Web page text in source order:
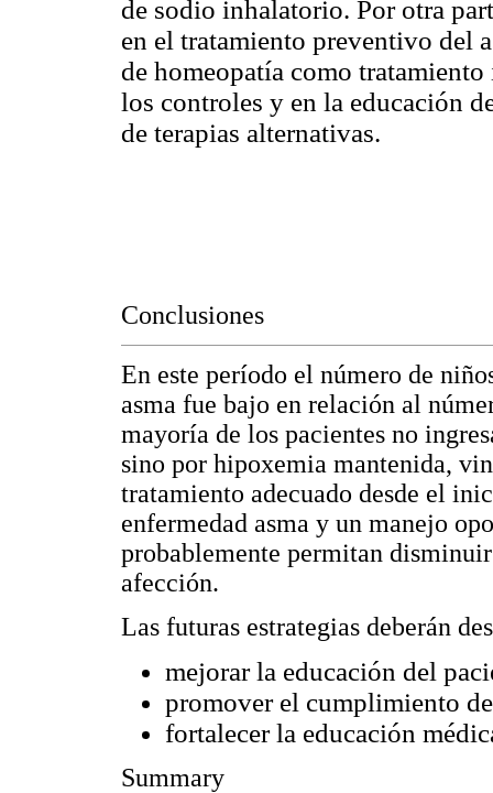
de sodio inhalatorio. Por otra
en el tratamiento preventivo del
de homeopatía como
los controles y en la educación
de terapias alternativas.
Conclusiones
En este período el número de
asma fue bajo en relación al
mayoría de los pacientes no
sino por hipoxemia mantenida,
tratamiento adecuado desde el
enfermedad asma y un manejo
probablemente permitan
afección.
Las futuras estrategias deberán
mejorar la educación del
promover el cumplimiento
fortalecer la educación
Summary